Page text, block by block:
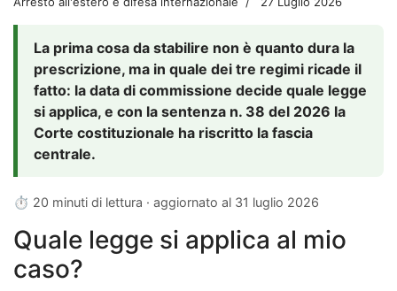
La prima cosa da stabilire non è quanto dura la
prescrizione, ma in quale dei tre regimi ricade il
fatto: la data di commissione decide quale legge
si applica, e con la sentenza n. 38 del 2026 la
Corte costituzionale ha riscritto la fascia
centrale.
⏱ 20 minuti di lettura · aggiornato al 31 luglio 2026
Quale legge si applica al mio
caso?